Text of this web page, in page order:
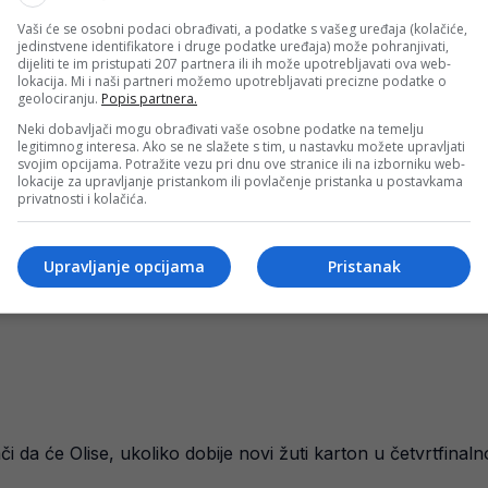
žutog kartona Majklu Oliseu. Francuski
Galarzom.
dvojice igrača nije bilo fizičkog kontakta te su zbog toga
da će Olise, ukoliko dobije novi žuti karton u
Vaši će se osobni podaci obrađivati, a podatke s vašeg uređaja (kolačiće,
jedinstvene identifikatore i druge podatke uređaja) može pohranjivati,
dijeliti te im pristupati 207 partnera ili ih može upotrebljavati ova web-
lokacija. Mi i naši partneri možemo upotrebljavati precizne podatke o
geolociranju. Popis partnera.
Neki dobavljači mogu obrađivati vaše osobne podatke na temelju
legitimnog interesa. Ako se ne slažete s tim, u nastavku možete upravljati
svojim opcijama. Potražite vezu pri dnu ove stranice ili na izborniku web-
lokacije za upravljanje pristankom ili povlačenje pristanka u postavkama
privatnosti i kolačića.
Pristanak
Upravljanje opcijama